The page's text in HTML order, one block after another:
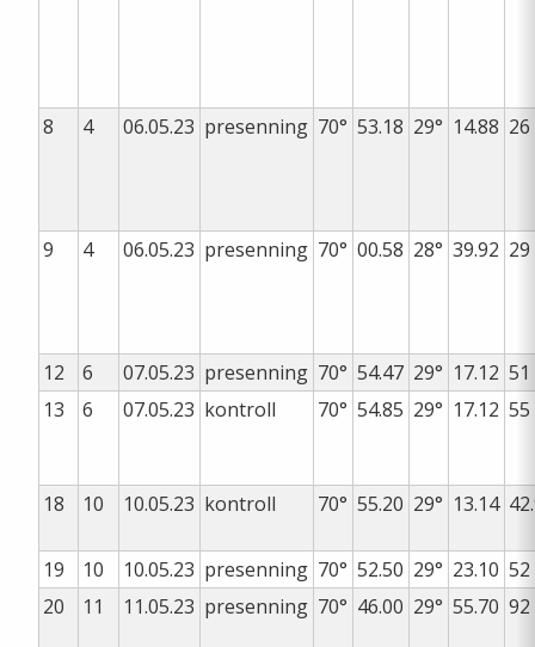
8 4 06.05.23 presenning 70° 53.18 29° 14.88 26
9 4 06.05.23 presenning 70° 00.58 28° 39.92 29
12 6 07.05.23 presenning 70° 54.47 29° 17.12 51
13
6 07.05.23 kontroll 70° 54.85 29° 17.12 55
18 10 10.05.23 kontroll 70° 55.20 29° 13.14
19 10 10.05.23 presenning 70° 52.50 29° 23.10 52
20
11 11.05.23 presenning 70° 46.00 29° 55.70 92